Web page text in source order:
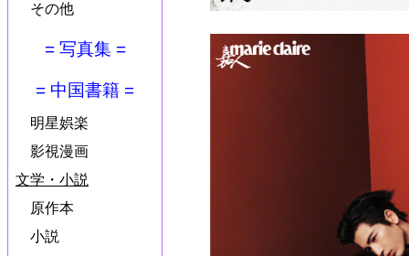
その他
= 写真集 =
= 中国書籍 =
明星娯楽
影視漫画
文学・小説
原作本
小説